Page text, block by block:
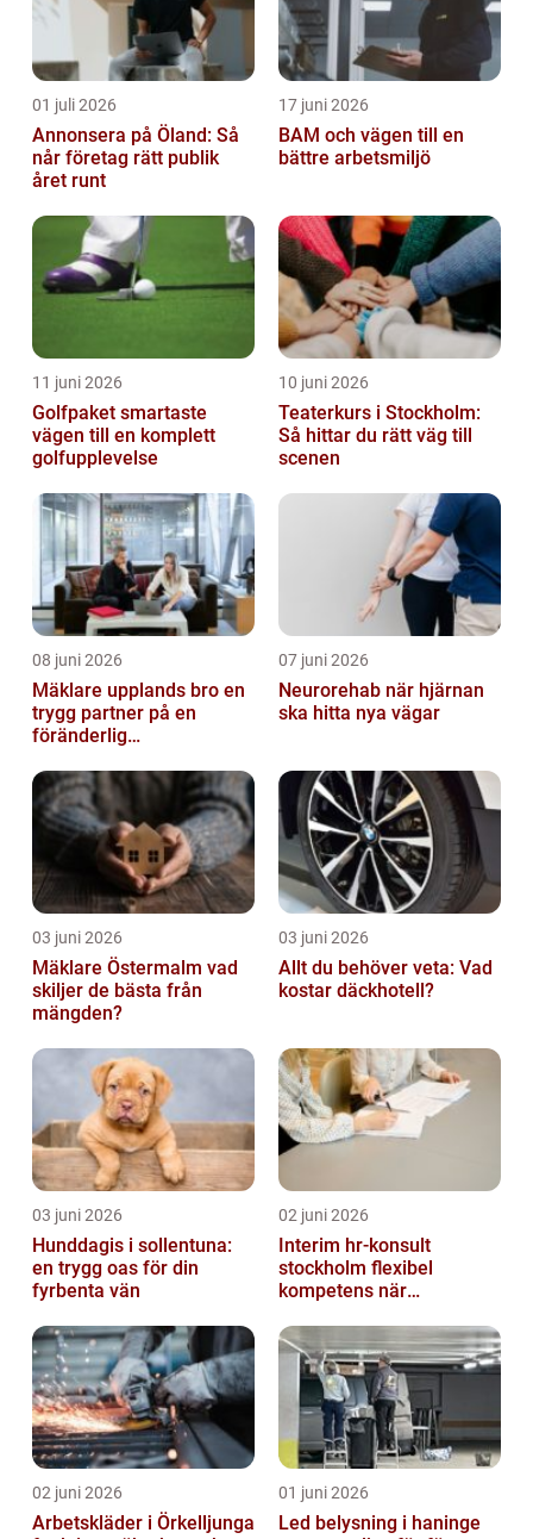
01 juli 2026
Annonsera på Öland: Så
når företag rätt publik
året runt
17 juni 2026
BAM och vägen till en
bättre arbetsmiljö
11 juni 2026
Golfpaket smartaste
vägen till en komplett
golfupplevelse
10 juni 2026
Teaterkurs i Stockholm:
Så hittar du rätt väg till
scenen
08 juni 2026
Mäklare upplands bro en
trygg partner på en
föränderlig
07 juni 2026
Neurorehab när hjärnan
ska hitta nya vägar
03 juni 2026
Mäklare Östermalm vad
skiljer de bästa från
mängden?
03 juni 2026
Allt du behöver veta: Vad
kostar däckhotell?
03 juni 2026
Hunddagis i sollentuna:
en trygg oas för din
fyrbenta vän
02 juni 2026
Interim hr-konsult
stockholm flexibel
kompetens när
02 juni 2026
Arbetskläder i Örkelljunga
01 juni 2026
Led belysning i haninge